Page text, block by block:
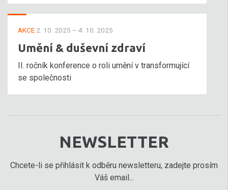
AKCE 2. 10. 2025 – 4. 10. 2025
Umění & duševní zdraví
II. ročník konference o roli umění v transformující
se společnosti
NEWSLETTER
Chcete-li se přihlásit k odběru newsletteru, zadejte prosím
Váš email...